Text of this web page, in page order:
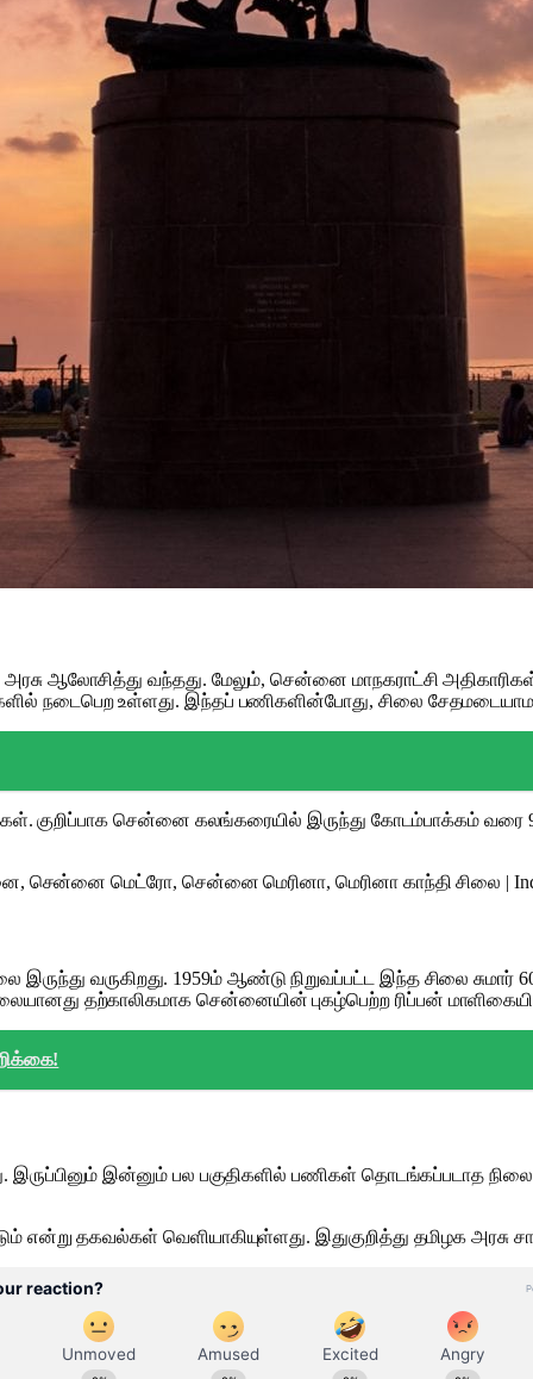
ஆலோசித்து வந்தது. மேலும், சென்னை மாநகராட்சி
நடைபெற உள்ளது. இந்தப் பணிகளின்போது, சிலை
குறிப்பாக சென்னை கலங்கரையில் இருந்து கோடம்பாக்கம் வரை 9
வருகிறது. 1959ம் ஆண்டு நிறுவப்பட்ட இந்த சிலை சுமார்
தற்காலிகமாக சென்னையின் புகழ்பெற்ற ரிப்பன்
இருப்பினும் இன்னும் பல பகுதிகளில் பணிகள் தொடங்கப்படாத
தகவல்கள் வெளியாகியுள்ளது. இதுகுறித்து தமிழக அரசு